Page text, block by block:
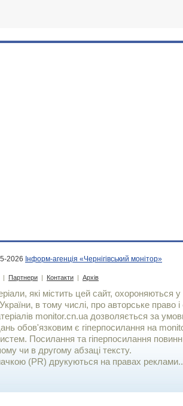
2026 Інформ-агенція «Чернігівський монітор»
| Партнери | Контакти | Архів
які містить цей сайт, охороняються у
в тому числі, про авторське право і
monitor.cn.ua дозволяється за
обов'язковим є гiперпосилання на
Посилання та гіперпосилання
чи в другому абзаці тексту.
(PR) друкуються на правах реклами..